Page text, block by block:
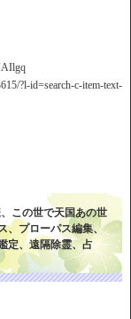
?l-id=search-c-item-text-
この世で天国あの世
、プローパス編集、
定、遠隔除霊、占